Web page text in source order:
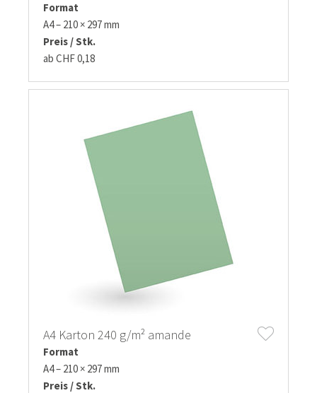
Format
A4 – 210 × 297 mm
Preis / Stk.
ab CHF 0,18
A4 Karton 240 g/m² amande
Format
A4 – 210 × 297 mm
Preis / Stk.